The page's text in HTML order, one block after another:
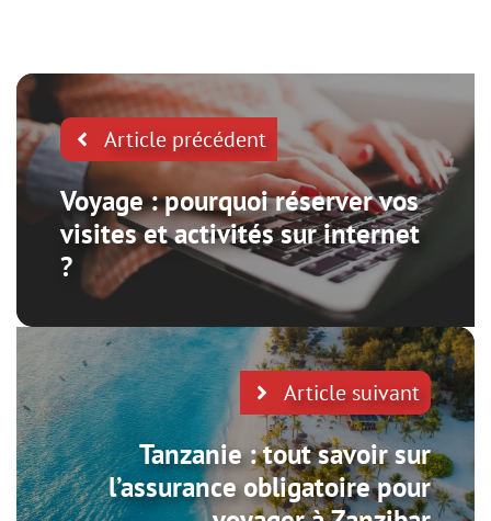
Article précédent
Voyage : pourquoi réserver vos
visites et activités sur internet
?
Article suivant
Tanzanie : tout savoir sur
l’assurance obligatoire pour